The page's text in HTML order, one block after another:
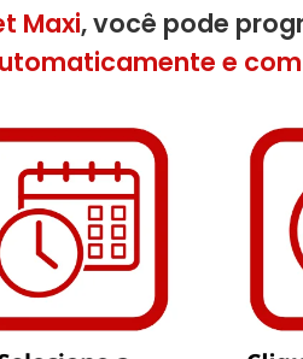
Maxi, você pode
e